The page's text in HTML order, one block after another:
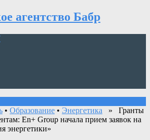
агентство Бабр
• Образование • Энергетика » Гранты
En+ Group начала прием заявок на
энергетики»